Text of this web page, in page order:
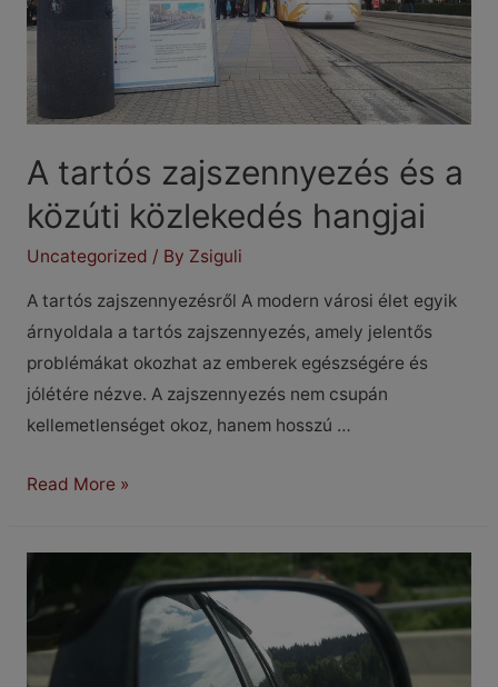
A tartós zajszennyezés és a
közúti közlekedés hangjai
Uncategorized / By Zsiguli
A tartós zajszennyezésről A modern városi élet egyik
árnyoldala a tartós zajszennyezés, amely jelentős
problémákat okozhat az emberek egészségére és
jólétére nézve. A zajszennyezés nem csupán
kellemetlenséget okoz, hanem hosszú …
A
közlekedés
Read More »